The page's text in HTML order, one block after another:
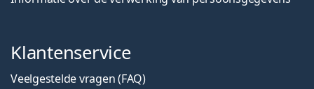
Klantenservice
Veelgestelde vragen (FAQ)